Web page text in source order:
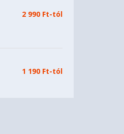
2 990 Ft-tól
1 190 Ft-tól